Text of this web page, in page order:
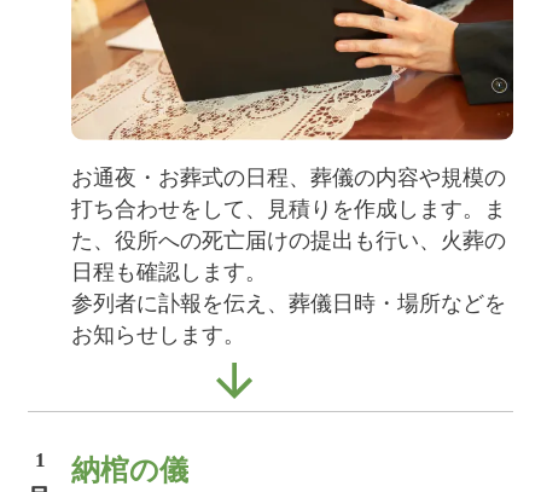
お通夜・お葬式の日程、葬儀の内容や規模の
打ち合わせをして、見積りを作成します。ま
た、役所への死亡届けの提出も行い、火葬の
日程も確認します。
参列者に訃報を伝え、葬儀日時・場所などを
お知らせします。
1 納棺の儀